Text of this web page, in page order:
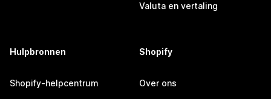
Valuta en vertaling
Hulpbronnen
Shopify-helpcentrum
Shopify
Over ons